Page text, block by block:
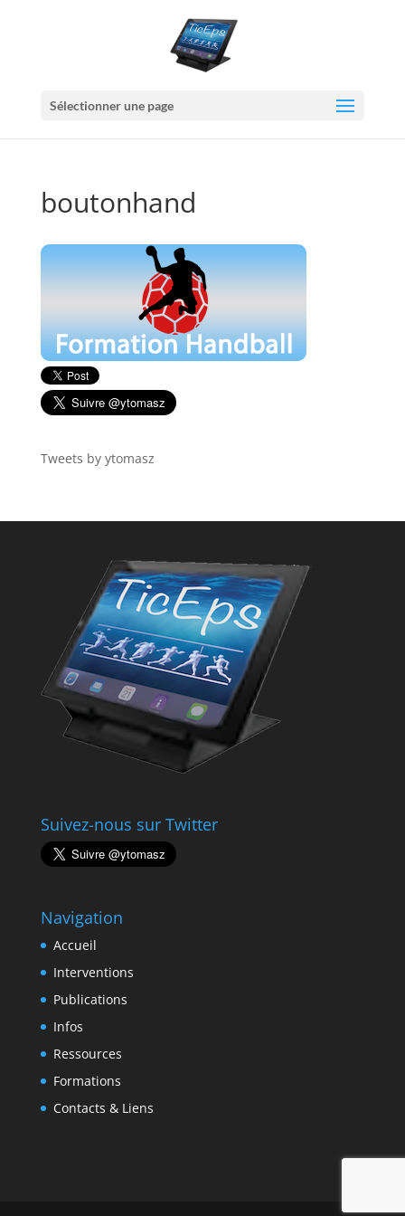
Sélectionner une page
boutonhand
Tweets by ytomasz
Suivez-nous sur Twitter
Navigation
Accueil
Interventions
Publications
Infos
Ressources
Formations
Contacts & Liens